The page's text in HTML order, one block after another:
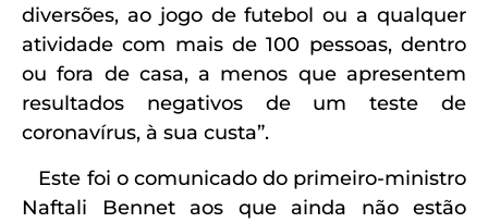
diversões, ao jogo de futebol ou a qualquer
atividade com mais de 100 pessoas, dentro
ou fora de casa, a menos que apresentem
resultados negativos de um teste de
coronavírus, à sua custa”.
Este foi o comunicado do primeiro-ministro
Naftali Bennet aos que ainda não estão